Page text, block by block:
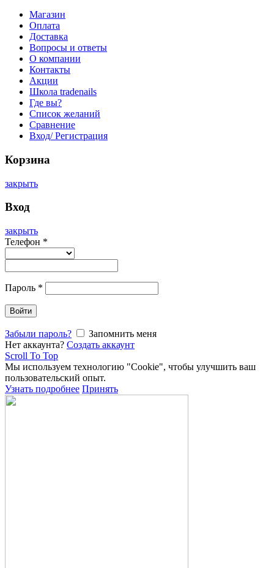
Магазин
Оплата
Доставка
Вопросы и ответы
О компании
Контакты
Акции
Школа tradenails
Где вы?
Список желаний
Сравнение
Вход/ Регистрация
Корзина
закрыть
Вход
закрыть
Телефон *
Пароль *
Войти
Забыли пароль?
Запомнить меня
Нет аккаунта? Создать аккаунт
Scroll To Top
Мы используем технологию "Cookie", чтобы улучшить ваш
пользовательский опыт.
Узнать подробнее Принять